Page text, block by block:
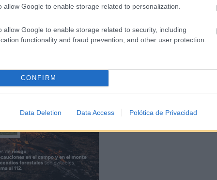
allow Google to enable storage related to personalization.
allow Google to enable storage related to security, including
functionality and fraud prevention, and other user protection.
CONFIRM
Data Deletion Data Access Polótica de Privacidad
provincia y su papel como referentes en sus
estos premios como plataforma de visibilidad para las
en el territorio.